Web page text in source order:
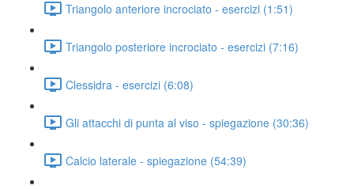
Triangolo anteriore incrociato - esercizi (1:51)
Triangolo posteriore incrociato - esercizi (7:16)
Clessidra - esercizi (6:08)
Gli attacchi di punta al viso - spiegazione (30:36)
Calcio laterale - spiegazione (54:39)